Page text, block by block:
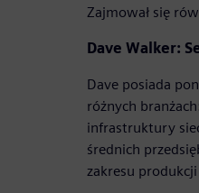
Zajmował się
Dave Walker:
Dave posiada
różnych
infrastruktury
średnich
zakresu